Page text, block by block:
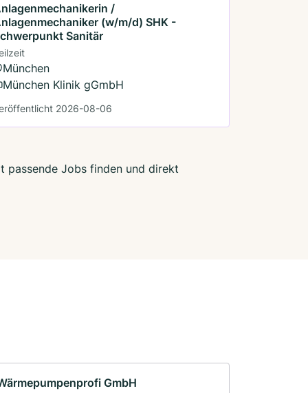
/
(w/m/d) SHK -
Sanitär
München
München Klinik gGmbH
2026-08-06
passende Jobs finden und direkt
GmbH